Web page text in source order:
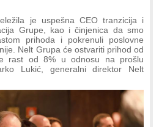
je uspešna CEO tranzicija i
Grupe, kao i činjenica da smo
prihoda i pokrenuli poslovne
Nelt Grupa će ostvariti prihod od
rast od 8% u odnosu na prošlu
Lukić, generalni direktor Nelt